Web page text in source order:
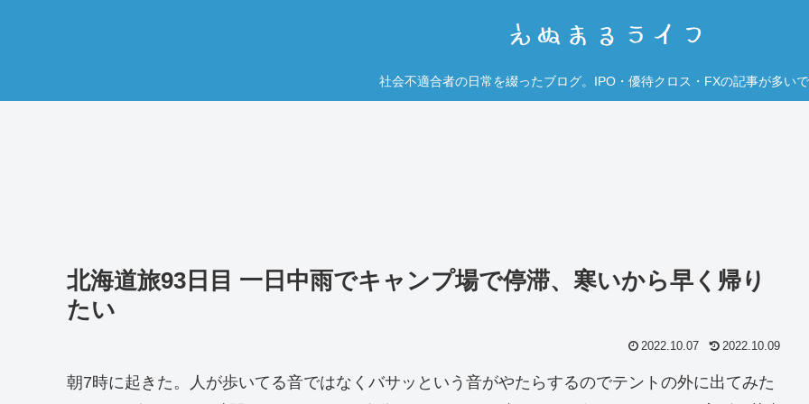
社会不適合者の日常を綴ったブログ。IPO・優待クロス・FXの記事が多い
北海道旅93日目 一日中雨でキャンプ場で停滞、寒いから早く帰り
たい
2022.10.07 2022.10.09
朝7時に起きた。人が歩いてる音ではなくバサッという音がやたらするのでテントの外に出てみた